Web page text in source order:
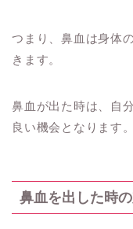
つまり、鼻血は身体
きます。
鼻血が出た時は、自
良い機会となります。
鼻血を出した時